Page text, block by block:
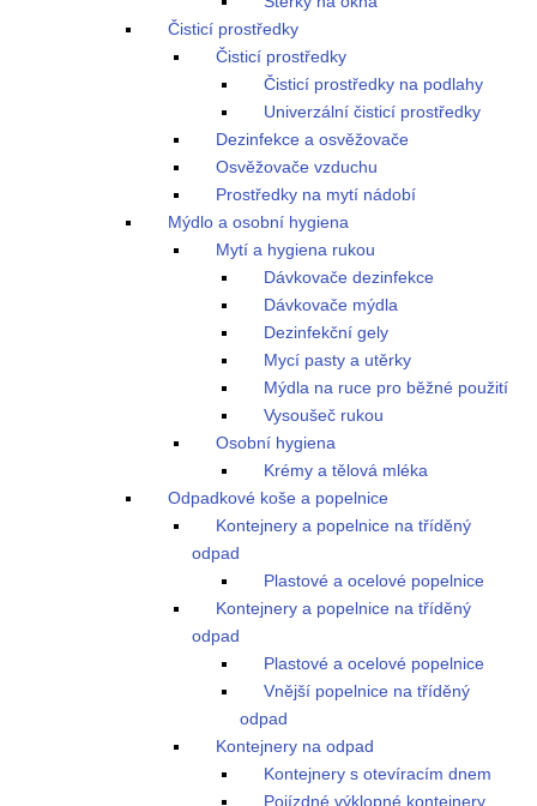
Čisticí prostředky
Čisticí prostředky
Čisticí prostředky na podlahy
Univerzální čisticí prostředky
Dezinfekce a osvěžovače
Osvěžovače vzduchu
Prostředky na mytí nádobí
Mýdlo a osobní hygiena
Mytí a hygiena rukou
Dávkovače dezinfekce
Dávkovače mýdla
Dezinfekční gely
Mycí pasty a utěrky
Mýdla na ruce pro běžné použití
Vysoušeč rukou
Osobní hygiena
Krémy a tělová mléka
Odpadkové koše a popelnice
Kontejnery a popelnice na tříděný
odpad
Plastové a ocelové popelnice
Kontejnery a popelnice na tříděný
odpad
Plastové a ocelové popelnice
Vnější popelnice na tříděný
odpad
Kontejnery na odpad
Kontejnery s otevíracím dnem
Pojízdné výklopné kontejnery